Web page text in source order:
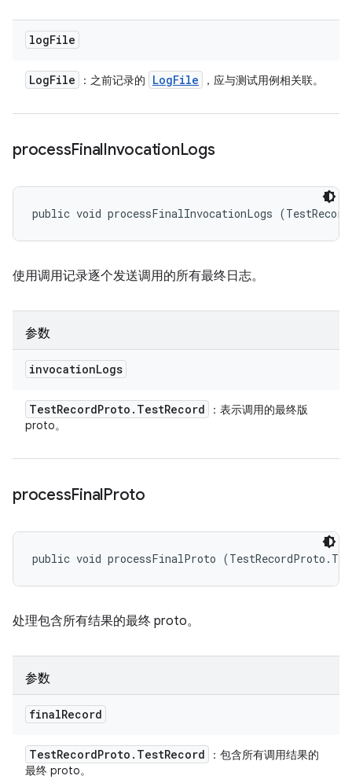
logFile
LogFile ：之前记录的 LogFile ，应与测试用例相关联。
processFinalInvocationLogs
public void processFinalInvocationLogs
使用调用记录逐个发送调用的所有最终日志。
参数
invocationLogs
TestRecordProto . TestRecord
：表示调用的最终版
proto。
processFinalProto
public void processFinalProto
处理包含所有结果的最终 proto。
参数
finalRecord
TestRecordProto . TestRecord
：包含所有调用结果的
最终 proto。